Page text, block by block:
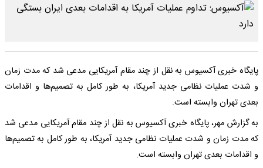
پایگاه خبری آکسیوس به نقل از چند مقام‌ آمریکایی مدعی شد که مدت زمان
و شدت عملیات نظامی جدید آمریکا، به طور کامل به تصمیم‌ها و اقدامات
بعدی تهران وابسته است.
به گزارش مهر، پایگاه خبری آکسیوس به نقل از چند مقام‌ آمریکایی مدعی شد
که مدت زمان و شدت عملیات نظامی جدید آمریکا، به طور کامل به تصمیم‌ها
و اقدامات بعدی تهران وابسته است.